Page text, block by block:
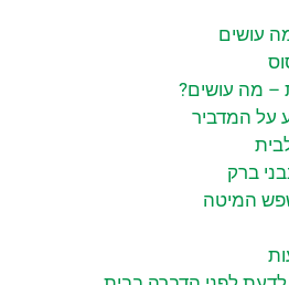
עושים
– מה עושים?
על המדביר
ברק
המיטה